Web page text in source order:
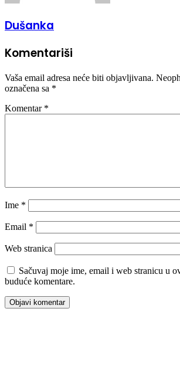
Dušanka
Komentariši
Vaša email adresa neće biti objavljivana.
označena sa *
Komentar *
Ime *
Email *
Web stranica
Sačuvaj moje ime, email i web stranicu u
buduće komentare.